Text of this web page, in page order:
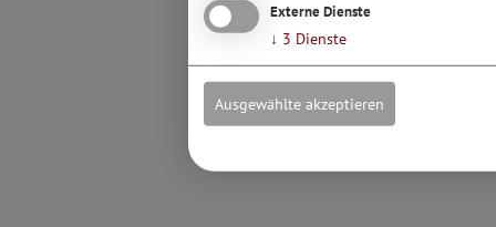
Externe Dienste
↓ 3 Dienste
Ausgewählte akzeptieren